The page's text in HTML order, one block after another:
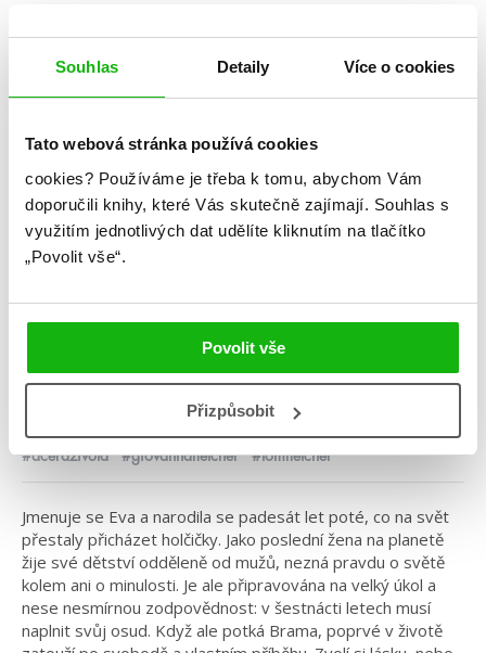
Souhlas Detaily Více o cookies
Tato webová stránka používá cookies
cookies? Používáme je třeba k tomu, abychom Vám
doporučili knihy, které Vás skutečně zajímají. Souhlas s
využitím jednotlivých dat udělíte kliknutím na tlačítko
„Povolit vše“.
Povolit vše
Přizpůsobit
Kategorie: young adult
Žánr: Dystopie
#dceraživota #giovannafletcher #tomfletcher
Jmenuje se Eva a narodila se padesát let poté, co na svět
přestaly přicházet holčičky. Jako poslední žena na planetě
žije své dětství odděleně od mužů, nezná pravdu o světě
kolem ani o minulosti. Je ale připravována na velký úkol a
nese nesmírnou zodpovědnost: v šestnácti letech musí
naplnit svůj osud. Když ale potká Brama, poprvé v životě